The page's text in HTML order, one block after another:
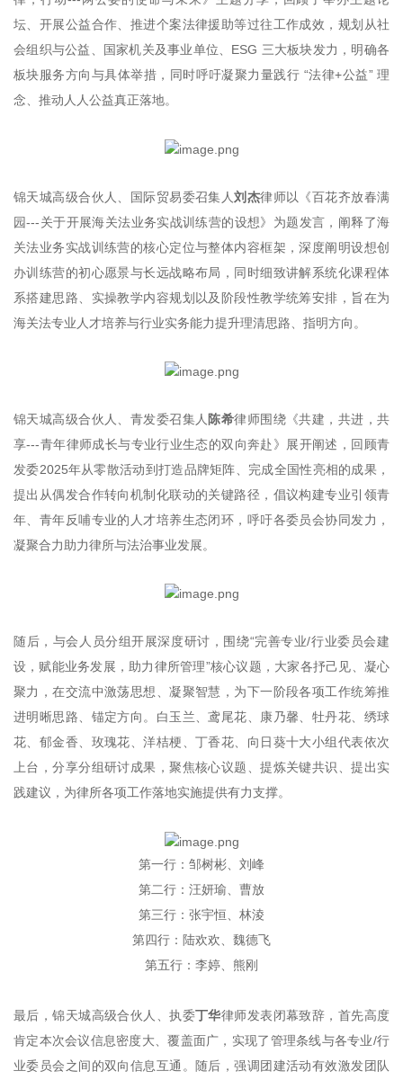
坛、开展公益合作、推进个案法律援助等过往工作成效，规划从社
会组织与公益、国家机关及事业单位、ESG 三大板块发力，明确各
板块服务方向与具体举措，同时呼吁凝聚力量践行 “法律+公益” 理
念、推动人人公益真正落地。
锦天城高级合伙人、国际贸易委召集人刘杰律师以《百花齐放春满
园---关于开展海关法业务实战训练营的设想》为题发言，阐释了海
关法业务实战训练营的核心定位与整体内容框架，深度阐明设想创
办训练营的初心愿景与长远战略布局，同时细致讲解系统化课程体
系搭建思路、实操教学内容规划以及阶段性教学统筹安排，旨在为
海关法专业人才培养与行业实务能力提升理清思路、指明方向。
锦天城高级合伙人、青发委召集人 陈希律师围绕《共建，共进，共
享---青年律师成长与专业行业生态的双向奔赴》展开阐述，回顾青
发委2025年从零散活动到打造品牌矩阵、完成全国性亮相的成果，
提出从偶发合作转向机制化联动的关键路径，倡议构建专业引领青
年、青年反哺专业的人才培养生态闭环，呼吁各委员会协同发力，
凝聚合力助力律所与法治事业发展。
随后，与会人员分组开展深度研讨，围绕“完善专业/行业委员会建
设，赋能业务发展，助力律所管理”核心议题，大家各抒己见、凝心
聚力，在交流中激荡思想、凝聚智慧，为下一阶段各项工作统筹推
进明晰思路、锚定方向。白玉兰、鸢尾花、康乃馨、牡丹花、绣球
花、郁金香、玫瑰花、洋桔梗、丁香花、向日葵十大小组代表依次
上台，分享分组研讨成果，聚焦核心议题、提炼关键共识、提出实
践建议，为律所各项工作落地实施提供有力支撑。
第一行：邹树彬、刘峰
第二行：汪妍瑜、曹放
第三行：张宇恒、林淩
第四行：陆欢欢、魏德飞
第五行：李婷、熊刚
最后，锦天城高级合伙人、执委丁华律师发表闭幕致辞，首先高度
肯定本次会议信息密度大、覆盖面广，实现了管理条线与各专业/行
业委员会之间的双向信息互通。随后，强调团建活动有效激发团队